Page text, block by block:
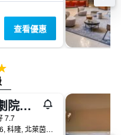
查看優惠
科隆歌劇院酒店
7.7
Perlenpfuhl 6, 科隆, 北萊茵-威斯特法倫邦, 德國